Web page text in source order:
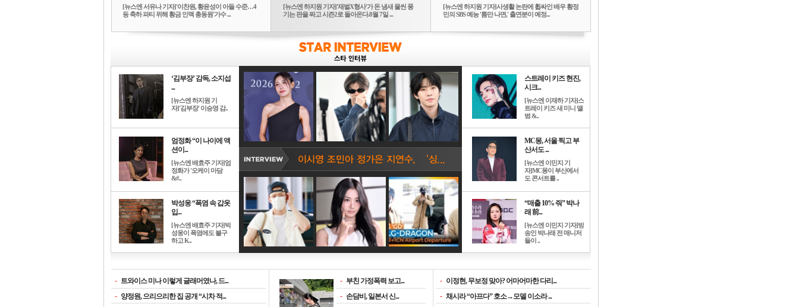
[뉴스엔 서유나 기자]'이찬원, 황윤성이 아들 수준…4
등 축하 파티 위해 황금 인맥 총동원'가수 ...
[뉴스엔 하지원 기자]'재벌X형사'가 돈 냄새 물씬 풍
기는 판을 짜고 시즌2로 돌아온다.8월 7일 ...
[뉴스엔 하지원 기자]사생활 논란에 휩싸인 배우 황정
민의 SBS 예능 '틈만 나면,' 출연분이 예정...
‘김부장’ 감독, 소지섭
...
[뉴스엔 하지원 기
자]'김부장' 이승영 감..
엄정화 “이 나이에 액
션이...
[뉴스엔 배효주 기자]엄
정화가 '오케이 마담
&#..
박성웅 “폭염 속 갑옷
입...
[뉴스엔 배효주 기자]박
성웅이 폭염에도 불구
하고 K..
스트레이 키즈 현진,
시크...
[뉴스엔 이재하 기자]스
트레이 키즈 새 미니 앨
범 &..
MC몽, 서울 찍고 부
산서도 ...
[뉴스엔 이민지 기
자]MC몽이 부산에서
도 콘서트를 ..
“매출 10% 줘” 박나
래 前...
[뉴스엔 이민지 기자]방
송인 박나래 전 매니저
들이 ..
- 트와이스 미나 이렇게 글래머였나, 드...
- 양정원, 으리으리한 집 공개 “시차 적...
- 부친 가정폭력 보고...
- 손담비, 일본서 신...
- 이정현, 무보정 맞아? 어마어마한 다리...
- 채시라 “아프다” 호소→모델 이소라 ...